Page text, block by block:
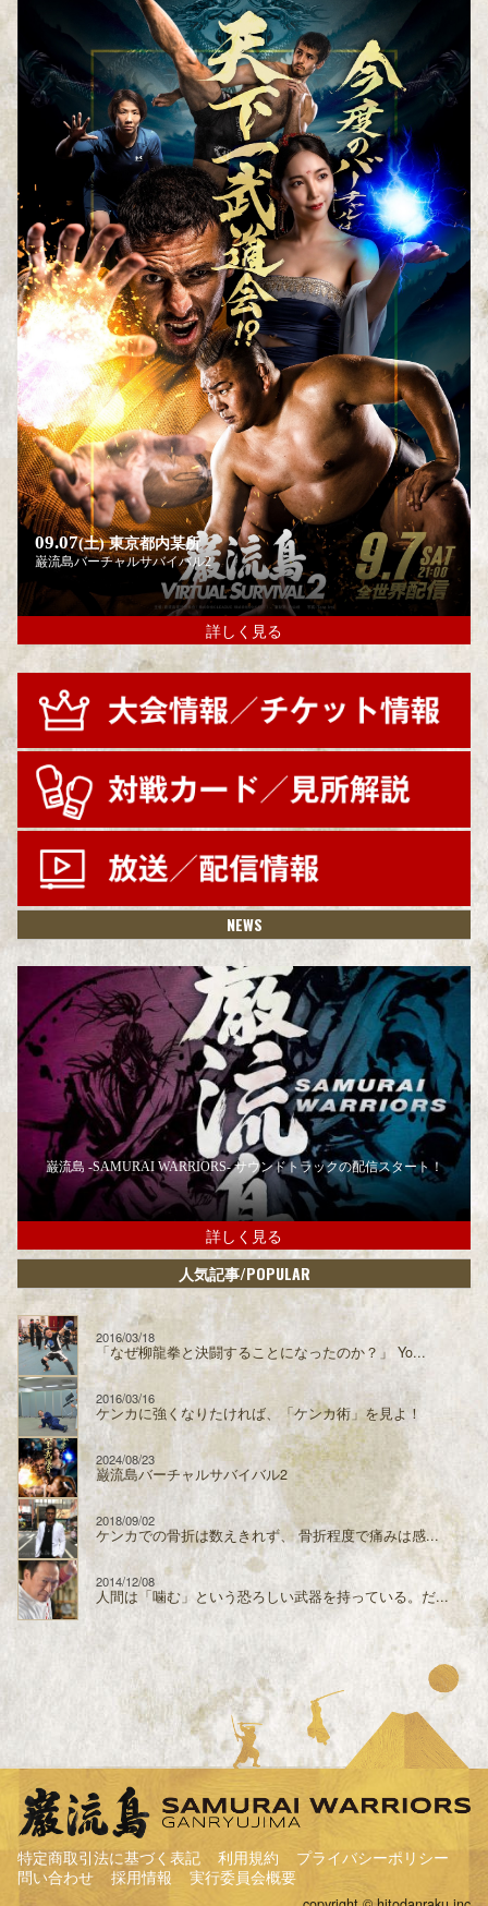
09.07(土)東京都内某所
巌流島バーチャルサバイバル2
詳しく見る
NEWS
巌流島 -SAMURAI WARRIORS- サウンドトラックの配信スタート！
詳しく見る
人気記事/POPULAR
2016/03/18
「なぜ柳龍拳と決闘することになったのか？」 Yo...
2016/03/16
ケンカに強くなりたければ、「ケンカ術」を見よ！
2024/08/23
巌流島バーチャルサバイバル2
2018/09/02
ケンカでの骨折は数えきれず、 骨折程度で痛みは感...
2014/12/08
人間は「噛む」という恐ろしい武器を持っている。だ...
特定商取引法に基づく表記 利用規約
プライバシーポリシー
問い合わせ
採用情報 実行委員会概要